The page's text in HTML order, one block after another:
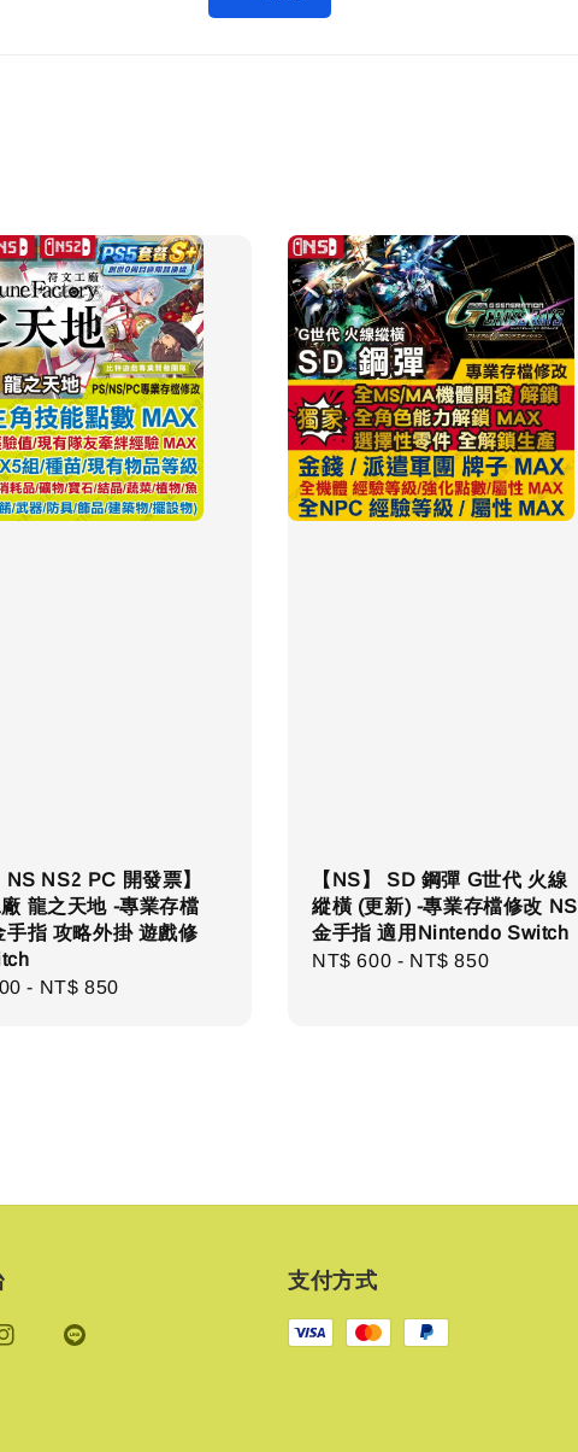
NS2 PC 開發票】
龍之天地 -專業存檔
手指 攻略外掛 遊戲修
- NT$ 850
【NS】 SD 鋼彈 G世代 火線
縱橫 (更新) -專業存檔修改 NS
金手指 適用Nintendo Switch
Regular
NT$ 600 - NT$ 850
支付方式